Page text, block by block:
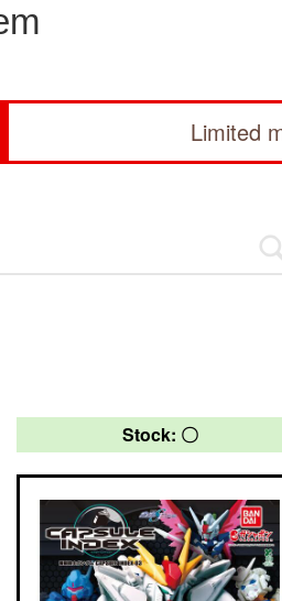
Limited
Stock: 〇